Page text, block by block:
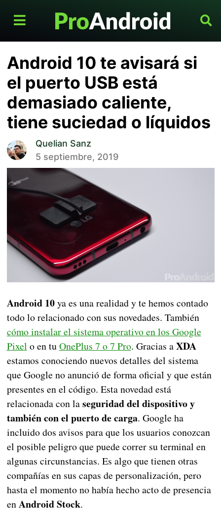
Android 10 te avisará si
el puerto USB está
demasiado caliente,
tiene suciedad o líquidos
Quelian Sanz
5 septiembre, 2019
Android 10ya es una realidad y te hemos contado
todo lo relacionado con sus novedades. También
cómo instalar el sistema operativo en los Google
Pixel o en tuOnePlus 7 o 7 Pro. Gracias aXDA
estamos conociendo nuevos detalles del sistema
que Google no anunció de forma oficial y que están
presentes en el código. Esta novedad está
relacionada con laseguridad del dispositivo y
también con el puerto de carga. Google ha
incluido dos avisos para que los usuarios conozcan
el posible peligro que puede correr su terminal en
algunas circunstancias. Es algo que tienen otras
compañías en sus capas de personalización, pero
hasta el momento no había hecho acto de presencia
enAndroid Stock.